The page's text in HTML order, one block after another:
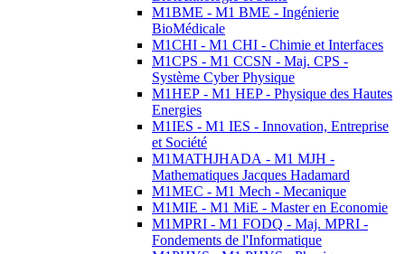
M1BME - M1 BME - Ingénierie
BioMédicale
M1CHI - M1 CHI - Chimie et Interfaces
M1CPS - M1 CCSN - Maj. CPS -
Système Cyber Physique
M1HEP - M1 HEP - Physique des Hautes
Energies
M1IES - M1 IES - Innovation, Entreprise
et Société
M1MATHJHADA - M1 MJH -
Mathematiques Jacques Hadamard
M1MEC - M1 Mech - Mecanique
M1MIE - M1 MiE - Master en Economie
M1MPRI - M1 FODQ - Maj. MPRI -
Fondements de l'Informatique